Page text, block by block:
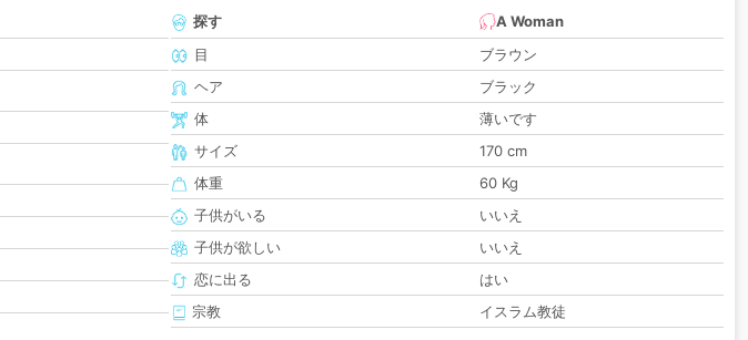
探す
A Woman
目
ブラウン
ヘア
ブラック
体
薄いです
サイズ
170 cm
体重
60 Kg
子供がいる
いいえ
子供が欲しい
いいえ
恋に出る
はい
宗教
イスラム教徒